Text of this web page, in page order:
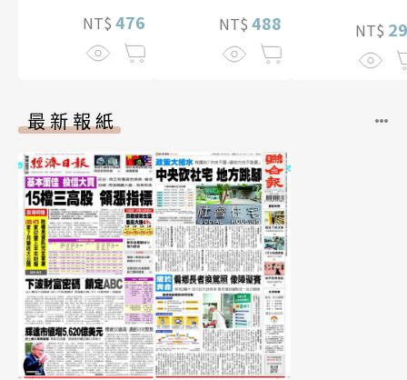
NT$ 476
NT$ 488 NT$
最新報紙